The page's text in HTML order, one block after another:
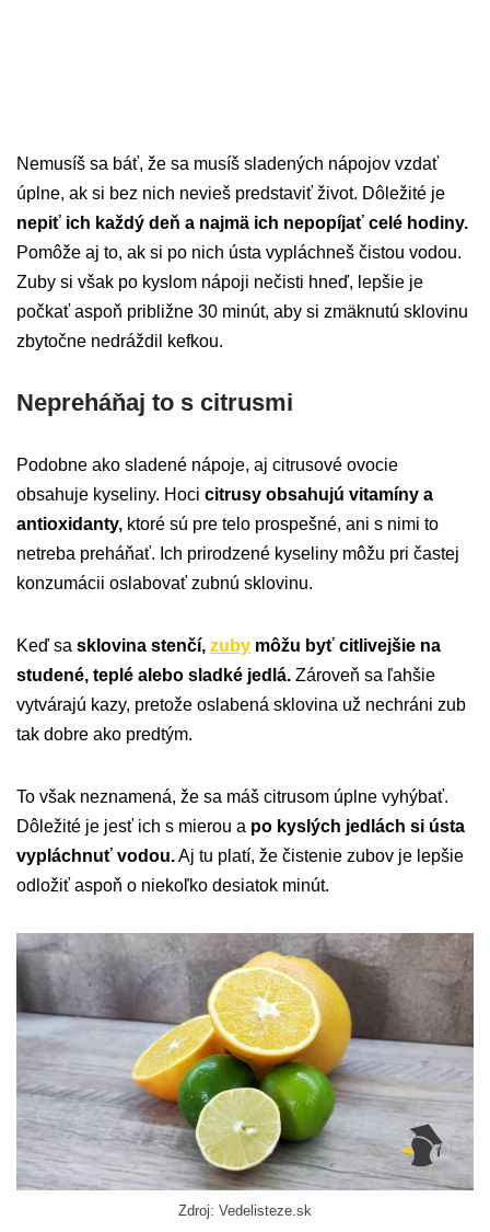
Nemusíš sa báť, že sa musíš sladených nápojov vzdať
úplne, ak si bez nich nevieš predstaviť život. Dôležité je
nepiť ich každý deň a najmä ich nepopíjať celé hodiny.
Pomôže aj to, ak si po nich ústa vypláchneš čistou vodou.
Zuby si však po kyslom nápoji nečisti hneď, lepšie je
počkať aspoň približne 30 minút, aby si zmäknutú sklovinu
zbytočne nedráždil kefkou.
Nepreháňaj to s citrusmi
Podobne ako sladené nápoje, aj citrusové ovocie
obsahuje kyseliny. Hoci citrusy obsahujú vitamíny a
antioxidanty, ktoré sú pre telo prospešné, ani s nimi to
netreba preháňať. Ich prirodzené kyseliny môžu pri častej
konzumácii oslabovať zubnú sklovinu.
Keď sa sklovina stenčí, zuby môžu byť citlivejšie na
studené, teplé alebo sladké jedlá. Zároveň sa ľahšie
vytvárajú kazy, pretože oslabená sklovina už nechráni zub
tak dobre ako predtým.
To však neznamená, že sa máš citrusom úplne vyhýbať.
Dôležité je jesť ich s mierou a po kyslých jedlách si ústa
vypláchnuť vodou.Aj tu platí, že čistenie zubov je lepšie
odložiť aspoň o niekoľko desiatok minút.
Zdroj: Vedelisteze.sk